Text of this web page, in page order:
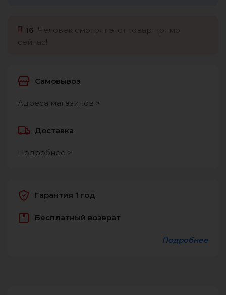
16
Самовывоз
Адреса магазинов >
Доставка
Подробнее >
Гарантия 1 год
Бесплатный возврат
Подробнее